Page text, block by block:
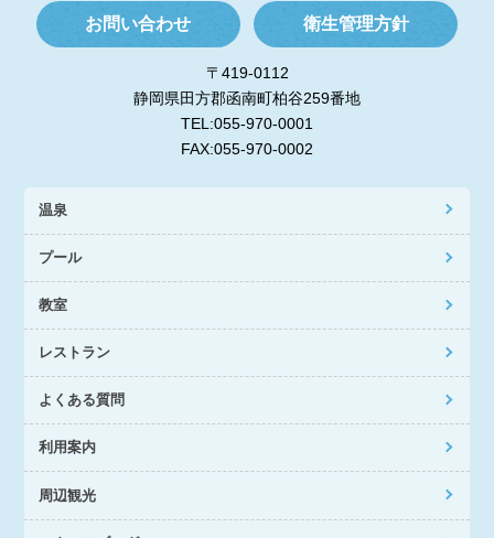
お問い合わせ 衛生管理方針
〒419-0112
静岡県田方郡函南町柏谷259番地
TEL:055-970-0001
FAX:055-970-0002
温泉
プール
教室
レストラン
よくある質問
利用案内
周辺観光